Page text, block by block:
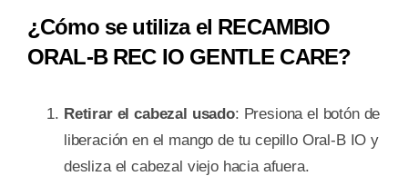
¿Cómo se utiliza el RECAMBIO
ORAL-B REC IO GENTLE CARE?
Retirar el cabezal usado: Presiona el botón de
liberación en el mango de tu cepillo Oral-B IO y
desliza el cabezal viejo hacia afuera.